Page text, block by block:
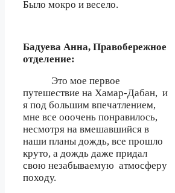
Было мокро и весело.
Бадуева Анна, Правобережное
отделение:
Это мое первое
путешествие на Хамар-Дабан, и
я под большим впечатлением,
мне все ооочень понравилось,
несмотря на вмешавшийся в
наши планы дождь, все прошло
круто, а дождь даже придал
свою незабываемую атмосферу
походу.